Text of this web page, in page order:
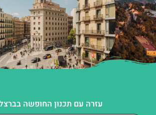
עזרה עם תכנון החופשה